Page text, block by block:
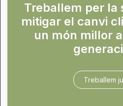
Treballem per la
mitigar el canvi
un món millor
Treballem